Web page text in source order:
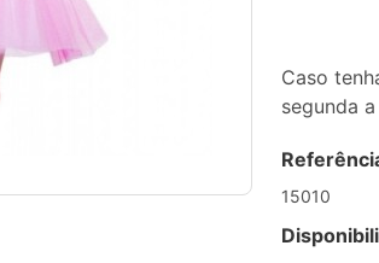
Caso
segunda
15010